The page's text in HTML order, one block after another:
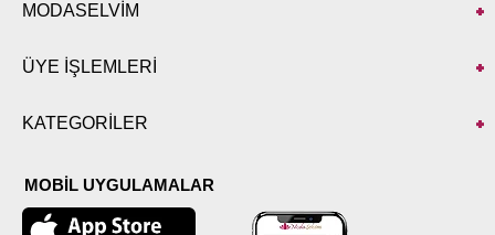
MODASELVİM
ÜYE İŞLEMLERİ
KATEGORİLER
MOBİL UYGULAMALAR